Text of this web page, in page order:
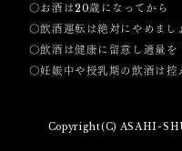
〇お酒は20歳になってから
〇飲酒運転は絶対にやめまし
〇飲酒は健康に留意し適量を
〇妊娠中や授乳期の飲酒は控
Copyright(C) ASAHI-